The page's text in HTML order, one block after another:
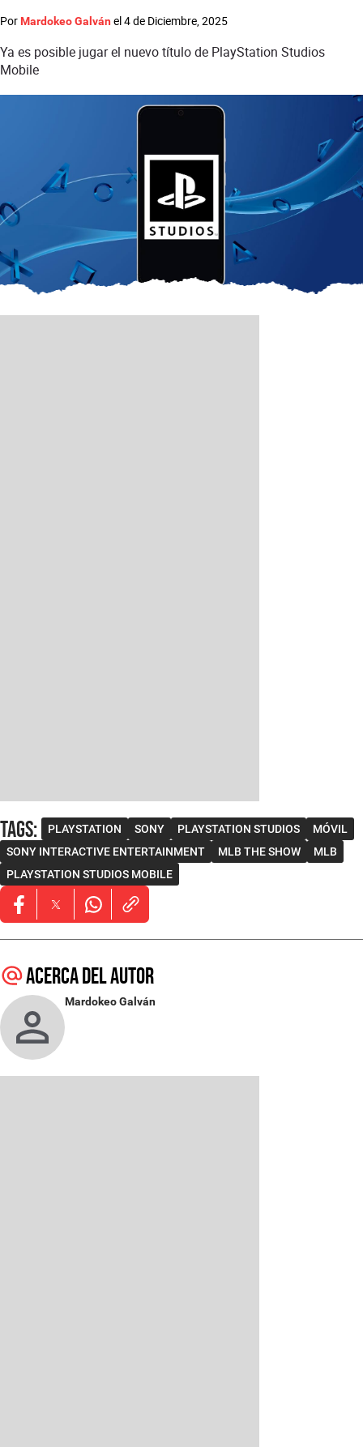
Por Mardokeo Galván el4 de Diciembre, 2025
Ya es posible jugar el nuevo título de PlayStation Studios
Mobile
Tags: PLAYSTATION SONY PLAYSTATION STUDIOS
MÓVIL
SONY INTERACTIVE ENTERTAINMENT
MLB THE SHOW
MLB
PLAYSTATION STUDIOS MOBILE
Opens in new window
Opens in new window
Opens in new window
Acerca del autor
Mardokeo Galván